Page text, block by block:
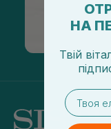
НА
Твій
email